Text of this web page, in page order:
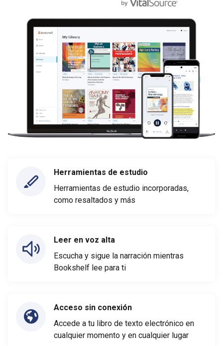
Herramientas de estudio
Herramientas de estudio incorporadas,
como resaltados y más
Leer en voz alta
Escucha y sigue la narración mientras
Bookshelf lee para ti
Acceso sin conexión
Accede a tu libro de texto electrónico en
cualquier momento y en cualquier lugar